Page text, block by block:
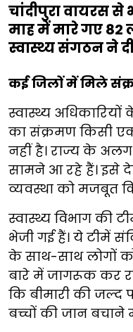
चांदीपुरा वायरस से
माह में मारे गए 82
स्वास्थ्य संगठन ने
कई जिलों में मिले
स्वास्थ्य
का संक्रमण किसी
नहीं है। राज्य के
सामने आ रहे हैं। इसे
व्यवस्था को मजबूत
स्वास्थ्य विभाग की
भेजी गई हैं। ये टीमें
के साथ-साथ लोगों
बारे में जागरूक कर
कि बीमारी की
बच्चों की जान